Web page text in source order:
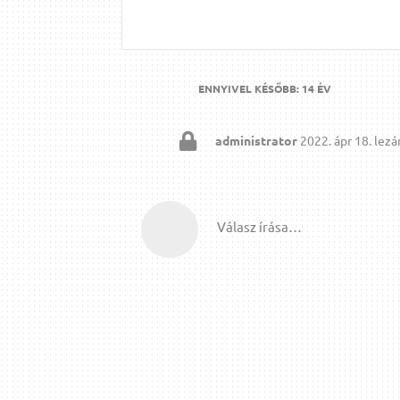
ENNYIVEL KÉSŐBB:14 ÉV
administrator 2022. ápr 18.
Válasz írása…